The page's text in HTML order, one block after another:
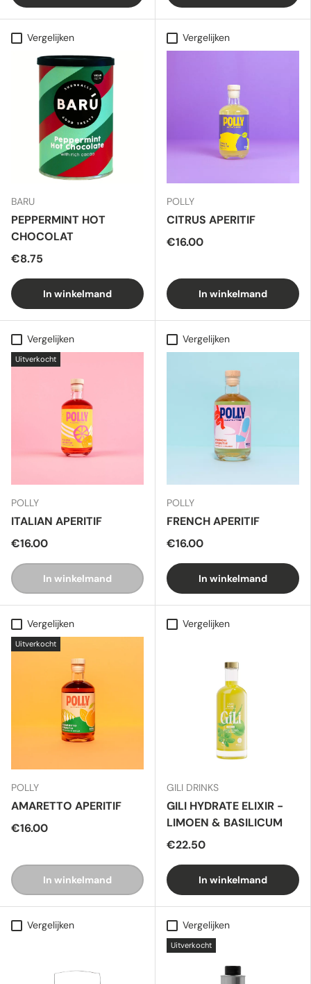
Vergelijken
BARU
PEPPERMINT HOT
CHOCOLAT
€8.75
In winkelmand
Vergelijken
POLLY
CITRUS APERITIF
€16.00
In winkelmand
Vergelijken
Uitverkocht
POLLY
ITALIAN APERITIF
€16.00
In winkelmand
Vergelijken
POLLY
FRENCH APERITIF
€16.00
In winkelmand
Vergelijken
Uitverkocht
POLLY
AMARETTO APERITIF
€16.00
In winkelmand
Vergelijken
GILI DRINKS
GILI HYDRATE ELIXIR -
LIMOEN & BASILICUM
€22.50
In winkelmand
Vergelijken Vergelijken
Uitverkocht